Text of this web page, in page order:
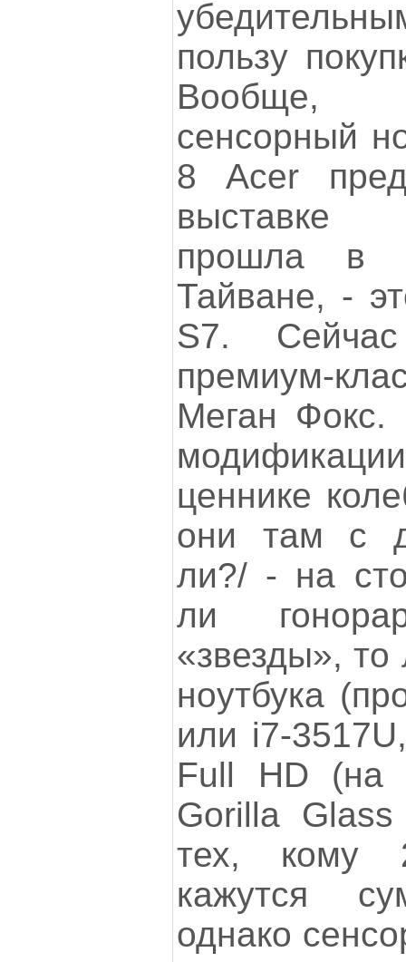
пользу
Вообще,
сенсорный
8 Acer
выставке
прошла в
Тайване, -
S7.
премиум-
Меган Фокс.
ценнике
они там с
ли?/ - на
ли
«звезды», то
ноутбука
или i7-
Full HD (на
Gorilla
тех, кому
кажутся
однако